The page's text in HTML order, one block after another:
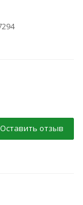
Оставить отзыв